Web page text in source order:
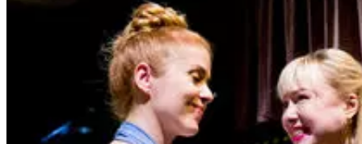
Ekonomika obchod a doprava
Košický kraj
Tipy
Výlet
Turistika
Cyklistika
Hrady
Podujatia
Výstava